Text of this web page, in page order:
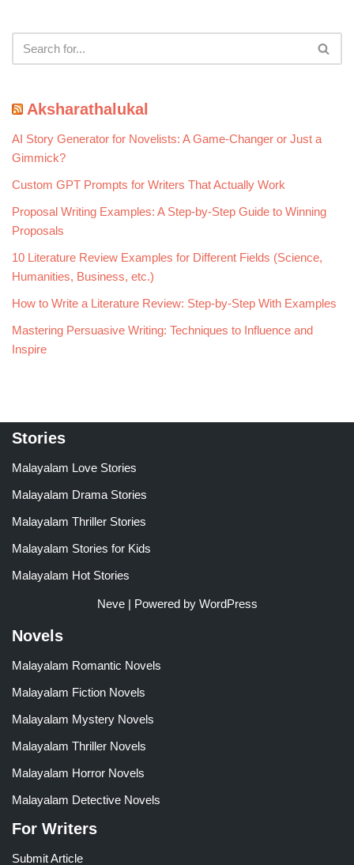
Aksharathalukal
AI Story Generator for Novelists: A Game-Changer or Just a
Gimmick?
Custom GPT Prompts for Writers That Actually Work
Proposal Writing Examples: A Step-by-Step Guide to Winning
Proposals
10 Literature Review Examples for Different Fields (Science,
Humanities, Business, etc.)
How to Write a Literature Review: Step-by-Step With Examples
Mastering Persuasive Writing: Techniques to Influence and
Inspire
Stories
Malayalam Love Stories
Malayalam Drama Stories
Malayalam Thriller Stories
Malayalam Stories for Kids
Malayalam Hot Stories
Neve| Powered by WordPress
Novels
Malayalam Romantic Novels
Malayalam Fiction Novels
Malayalam Mystery Novels
Malayalam Thriller Novels
Malayalam Horror Novels
Malayalam Detective Novels
For Writers
Submit Article